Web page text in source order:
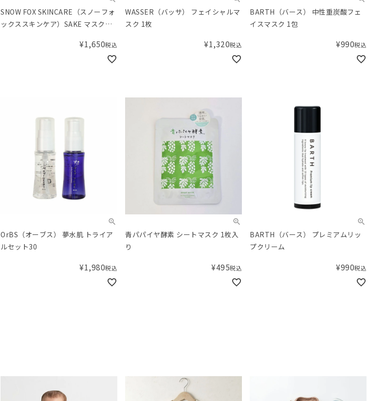
SNOW FOX SKINCARE（スノーフォ
ックススキンケア）SAKE マスク（1
¥1,650税込
WASSER（バッサ） フェイシャルマ
スク 1枚
¥1,320税込
BARTH（バース） 中性重炭酸フェ
イスマスク 1包
¥990税込
OrBS（オーブス） 夢水肌 トライア
ルセット30
¥1,980税込
青パパイヤ酵素 シートマスク 1枚入
り
¥495税込
BARTH（バース） プレミアムリッ
プクリーム
¥990税込